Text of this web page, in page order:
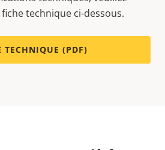
technique ci-dessous.
TECHNIQUE (PDF)